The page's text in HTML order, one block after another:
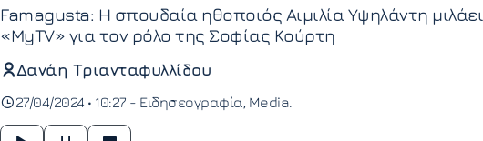
Famagusta: Η σπουδαία ηθοποιός Αιμιλία Υψηλάντη μιλάει
«MyTV» για τον ρόλο της Σοφίας Κούρτη
Δανάη Τριανταφυλλίδου
27/04/2024 • 10:27 - Ειδησεογραφία Media